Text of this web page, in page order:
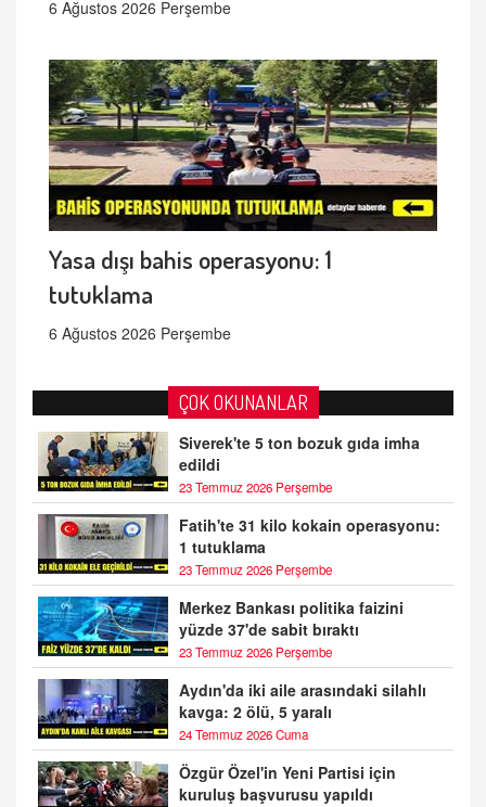
6 Ağustos 2026 Perşembe
Yasa dışı bahis operasyonu: 1
tutuklama
6 Ağustos 2026 Perşembe
ÇOK OKUNANLAR
Siverek'te 5 ton bozuk gıda imha
edildi
23 Temmuz 2026 Perşembe
Fatih'te 31 kilo kokain operasyonu:
1 tutuklama
23 Temmuz 2026 Perşembe
Merkez Bankası politika faizini
yüzde 37'de sabit bıraktı
23 Temmuz 2026 Perşembe
Aydın'da iki aile arasındaki silahlı
kavga: 2 ölü, 5 yaralı
24 Temmuz 2026 Cuma
Özgür Özel'in Yeni Partisi için
kuruluş başvurusu yapıldı